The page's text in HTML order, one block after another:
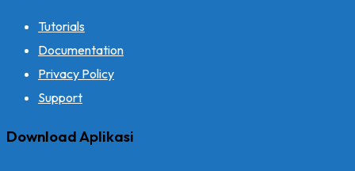
Tutorials
Documentation
Privacy Policy
Support
Download Aplikasi